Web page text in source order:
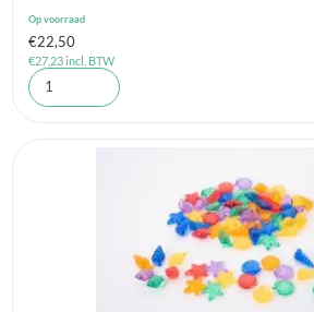
Op voorraad
€22,50
€27,23incl. BTW